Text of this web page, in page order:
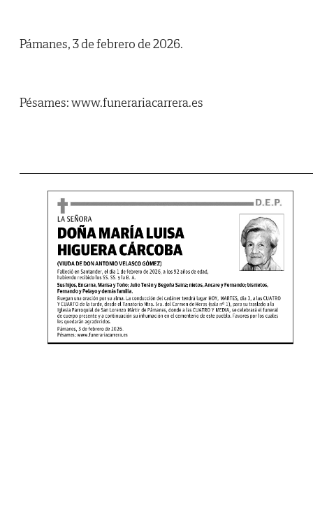
Pámanes, 3 de febrero de 2026.
Pésames: www.funerariacarrera.es